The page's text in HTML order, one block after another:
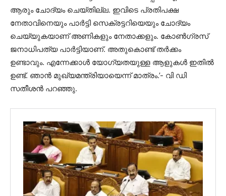
ആരും ചോദ്യം ചെയ്തില്ല. ഇവിടെ പ്രതിപക്ഷ
നേതാവിനെയും പാര്‍ട്ടി സെക്രട്ടറിയെയും ചോദ്യം
ചെയ്യുകയാണ് അണികളും നേതാക്കളും. കോണ്‍ഗ്രസ്
ജനാധിപത്യ പാര്‍ട്ടിയാണ്. അതുകൊണ്ട് തര്‍ക്കം
ഉണ്ടാവും. എന്നേക്കാള്‍ യോഗ്യതയുള്ള ആളുകള്‍ ഇതില്‍
ഉണ്ട്. ഞാന്‍ മുഖ്യമന്ത്രിയായെന്ന് മാത്രം.’- വി ഡി
സതീശന്‍ പറഞ്ഞു.